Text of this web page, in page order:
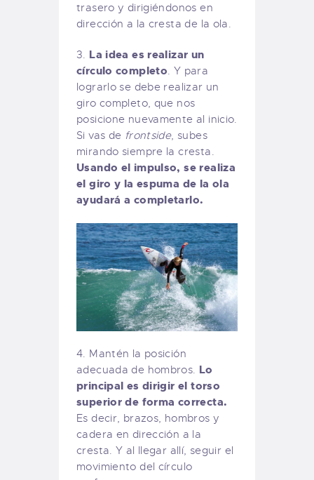
trasero y dirigiéndonos en
dirección a la cresta de la ola.
3. La idea es realizar un
círculo completo. Y para
lograrlo se debe realizar un
giro completo, que nos
posicione nuevamente al inicio.
Si vas de frontside, subes
mirando siempre la cresta.
Usando el impulso, se realiza
el giro y la espuma de la ola
ayudará a completarlo.
4. Mantén la posición
adecuada de hombros. Lo
principal es dirigir el torso
superior de forma correcta.
Es decir, brazos, hombros y
cadera en dirección a la
cresta. Y al llegar allí, seguir el
movimiento del círculo